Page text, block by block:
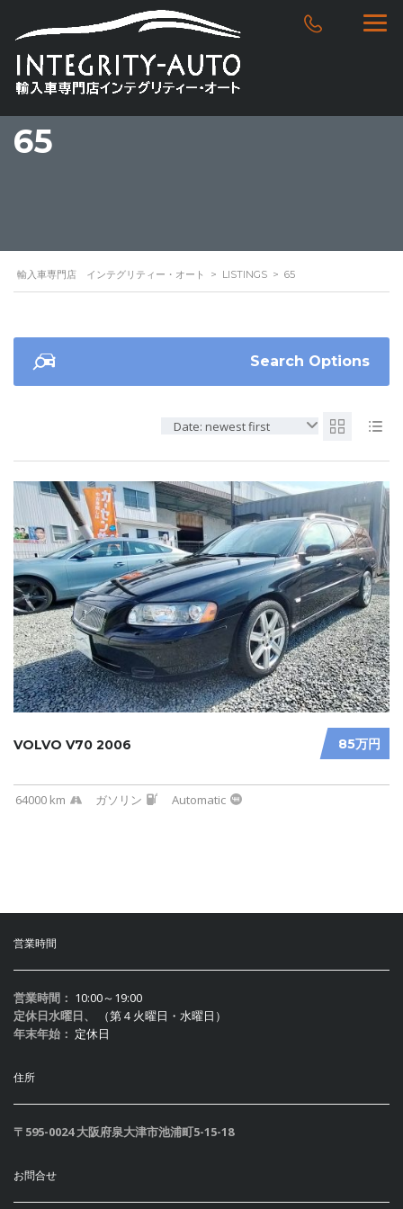
65
輸入車専門店 インテグリティー・オート > LISTINGS > 65
Search Options
Date: newest first
85万円
VOLVO V70 2006
64000 km ガソリン Automatic
営業時間
営業時間： 10:00～19:00
定休日水曜日、
（第４火曜日・水曜日）
年末年始： 定休日
住所
〒595-0024 大阪府泉大津市池浦町5-15-18
お問合せ